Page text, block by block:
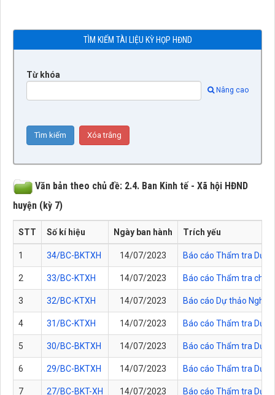
TÌM KIẾM TÀI LIỆU KỲ HỌP HĐND
Từ khóa
Nâng cao
Văn bản theo chủ đề: 2.4. Ban Kinh tế - Xã hội HĐND
huyện (kỳ 7)
STT Số kí hiệu Ngày ban hành Trích yếu
1 34/BC-BKTXH 14/07/2023 Báo cáo Thẩm tra Dự
2 33/BC-KTXH 14/07/2023 Báo cáo Thẩm tra chủ
3 32/BC-KTXH 14/07/2023 Báo cáo Dự thảo Nghị
4 31/BC-KTXH 14/07/2023 Báo cáo Thẩm tra Dự
5 30/BC-BKTXH 14/07/2023 Báo cáo Thẩm tra Dự
6 29/BC-BKTXH 14/07/2023 Báo cáo Thẩm tra Dự
7 27/BC-BKT-XH 14/07/2023 Báo cáo Thẩm tra Dự